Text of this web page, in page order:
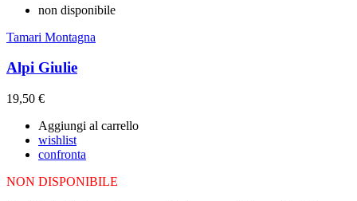
non disponibile
Tamari Montagna
Alpi Giulie
19,50 €
Aggiungi al carrello
wishlist
confronta
NON DISPONIBILE